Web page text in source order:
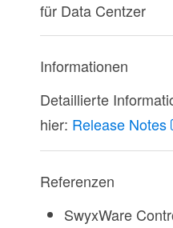
für Data Centzer
Informationen
Detaillierte
hier: Release Notes
Referenzen
SwyxWare